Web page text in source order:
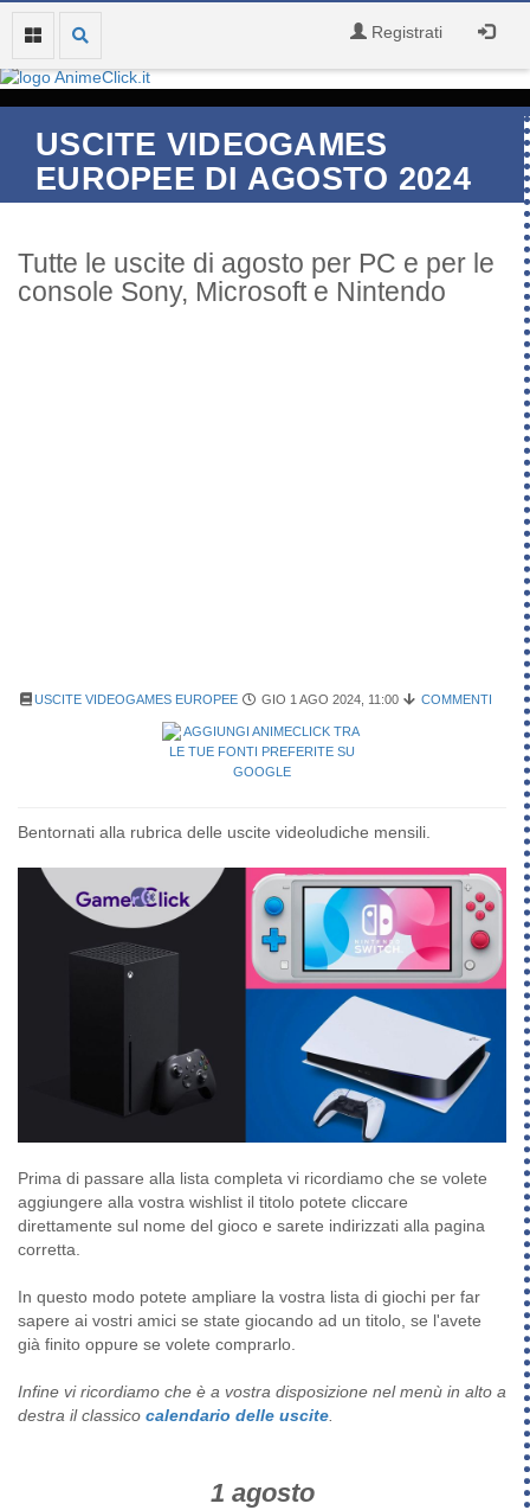
Registrati
USCITE VIDEOGAMES
EUROPEE DI AGOSTO 2024
Tutte le uscite di agosto per PC e per le
console Sony, Microsoft e Nintendo
USCITE VIDEOGAMES EUROPEE GIO 1 AGO 2024, 11:00 COMMENTI
Bentornati alla rubrica delle uscite videoludiche mensili.
Prima di passare alla lista completa vi ricordiamo che se volete
aggiungere alla vostra wishlist il titolo potete cliccare
direttamente sul nome del gioco e sarete indirizzati alla pagina
corretta.
In questo modo potete ampliare la vostra lista di giochi per far
sapere ai vostri amici se state giocando ad un titolo, se l'avete
già finito oppure se volete comprarlo.
Infine vi ricordiamo che è a vostra disposizione nel menù in alto a
destra il classico calendario delle uscite.
1 agosto